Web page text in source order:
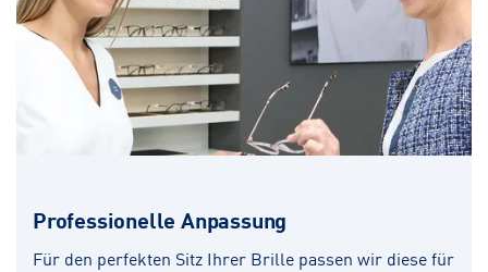
Professionelle Anpassung
Für den perfekten Sitz Ihrer Brille passen wir diese für